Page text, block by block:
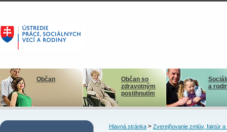
Občan
Občan so
zdravotným
postihnutím
a
Hlavná stránka> Zverejňovanie zmlúv, faktúr a